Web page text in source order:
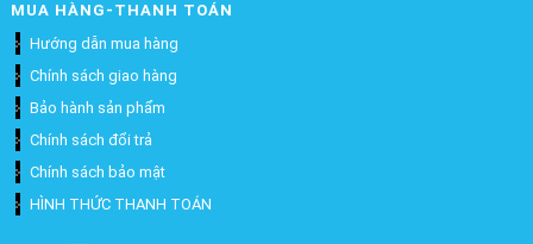
MUA HÀNG-THANH TOÁN
Hướng dẫn mua hàng
Chính sách giao hàng
Bảo hành sản phẩm
Chính sách đổi trả
Chính sách bảo mật
HÌNH THỨC THANH TOÁN